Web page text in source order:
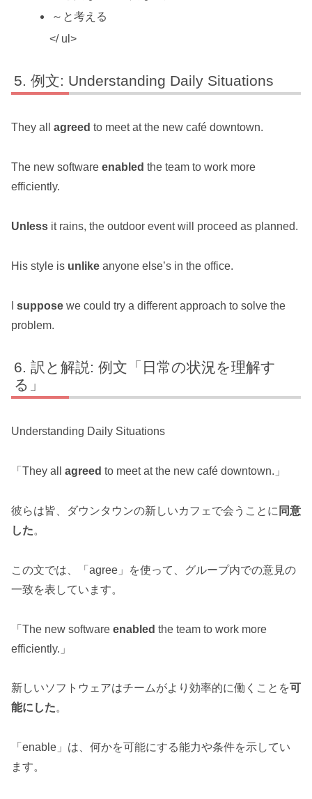
～と考える
</ ul>
例文: Understanding Daily Situations
They all agreed to meet at the new café downtown.
The new software enabled the team to work more
efficiently.
Unless it rains, the outdoor event will proceed as planned.
His style is unlike anyone else’s in the office.
suppose we could try a different approach to solve the
problem.
訳と解説: 例文「日常の状況を理解す
る」
Understanding Daily Situations
「They all agreed to meet at the new café downtown.」
彼らは皆、ダウンタウンの新しいカフェで会うことに 同意
した。
この文では、「agree」を使って、グループ内での意見の
一致を表しています。
「The new software enabled the team to work more
efficiently.」
新しいソフトウェアはチームがより効率的に働くことを可
能にした。
「enable」は、何かを可能にする能力や条件を示してい
ます。